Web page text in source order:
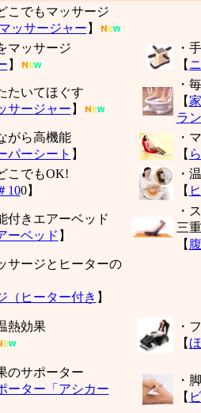
こでもマッサージ
ッサージャー 】
マッサージ
】
・
【
たいてほぐす
サージャー 】
・
【
ラ
がら高機能
パーシート 】
・
【
こでもOK!
100】
・
【
付きエアーベッド
ーベッド 】
・
三
【
サージとヒーターの
（ヒーター付き 】
熱効果
・
【
のサポーター
ーター「アシカー
・
【